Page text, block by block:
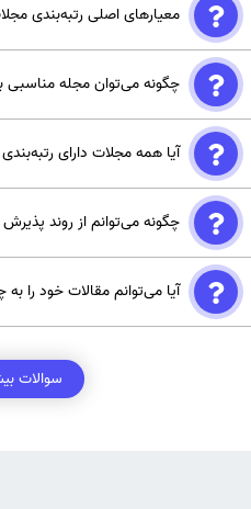
معیارهای اصلی رتبه‌بندی
مقالات از جمله مهم‌ترین
هستند.
چگونه می‌توان مجله مناسبی
برای انتخاب مجله مناسب، باید به
تأثیر و دسترسی آزاد بودن مجله توجه
این تصمیم‌گیری کمک کند.
آیا همه مجلات دارای
خیر، نه همه مجلات دارای رتبه‌بندی
به دلیل عدم مقبولیت یا کیفیت
نشوند.
چگونه می‌توانم از روند
پس از ارسال مقاله به مجله،
آنلاین (پنل کاربری در سایت
کنید.
آیا می‌توانم مقالات خود را
منجر به عواقب جدی برای نویسنده
یک مجله، در صورت عدم پذیرش، به
سوالات